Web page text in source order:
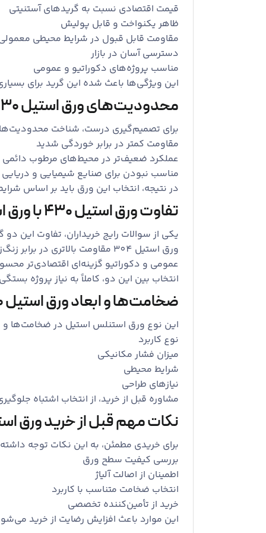
قیمت اقتصادی نسبت به گریدهای آستنیتی
ظاهر یکنواخت و قابل پولیش
مقاومت قابل قبول در شرایط محیطی
دسترسی آسان در بازار
مناسب پروژه‌های دکوراتیو و عمومی
این ویژگی‌ها باعث شده این گرید برای
محدودیت‌های ورق استیل 430
برای تصمیم‌گیری درست، شناخت
مقاومت کمتر در برابر خوردگی شدید
عملکرد ضعیف‌تر در محیط‌های مرطوب دائمی
مناسب نبودن برای صنایع شیمیایی و دریایی
در نتیجه، انتخاب این ورق باید بر اساس
تفاوت ورق استیل 430 با ورق استیل 304
یکی از سوالات رایج خریداران، تفاوت این
عمومی و دکوراتیو گزینه‌ای اقتصادی‌تر
انتخاب بین این دو، کاملاً به نیاز پروژه
ضخامت‌ها و ابعاد ورق استیل 430
این نوع ورق استنلس استیل در ضخامت‌ها و
نوع کاربرد
میزان فشار مکانیکی
شرایط محیطی
نیازهای طراحی
مشاوره قبل از خرید، از انتخاب اشتباه
نکات مهم قبل از خرید ورق
برای خریدی مطمئن، به این نکات توجه
بررسی کیفیت سطح ورق
اطمینان از اصالت آلیاژ
انتخاب ضخامت متناسب با کاربرد
خرید از تأمین‌کننده تخصصی
این موارد باعث افزایش رضایت از خرید